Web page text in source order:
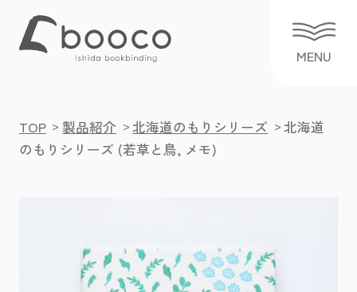
TOP > 製品紹介 > 北海道のもりシリーズ > 北海道
のもりシリーズ (若草と鳥, メモ)